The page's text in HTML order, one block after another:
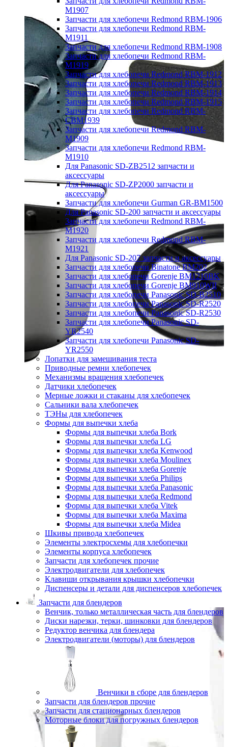
M1907
Запчасти для хлебопечи Redmond RBM-1906
Запчасти для хлебопечи Redmond RBM-
M1911
Запчасти для хлебопечи Redmond RBM-1908
Запчасти для хлебопечи Redmond RBM-
M1919
Запчасти для хлебопечи Redmond RBM-1912
Запчасти для хлебопечи Redmond RBM-1913
Запчасти для хлебопечи Redmond RBM-1914
Запчасти для хлебопечи Redmond RBM-1915
Запчасти для хлебопечи Redmond RBM-
CBM1939
Запчасти для хлебопечи Redmond RBM-
M1909
Запчасти для хлебопечи Redmond RBM-
M1910
Для Panasonic SD-ZB2512 запчасти и
аксессуары
Для Panasonic SD-ZP2000 запчасти и
аксессуары
Запчасти для хлебопечи Gurman GR-BM1500
Для Panasonic SD-200 запчасти и аксессуары
Запчасти для хлебопечи Redmond RBM-
M1920
Запчасти для хлебопечи Redmond RBM-
M1921
Для Panasonic SD-207 запчасти и аксессуары
Запчасти для хлебопечи Binatone BM202
Запчасти для хлебопечи Gorenje BM1210BK
Запчасти для хлебопечи Gorenje BM910WII
Запчасти для хлебопечи Panasonic SD-B2510
Запчасти для хлебопечи Panasonic SD-R2520
Запчасти для хлебопечи Panasonic SD-R2530
Запчасти для хлебопечи Panasonic SD-
YR2540
Запчасти для хлебопечи Panasonic SD-
YR2550
Лопатки для замешивания теста
Приводные ремни хлебопечек
Механизмы вращения хлебопечек
Датчики хлебопечек
Мерные ложки и стаканы для хлебопечек
Сальники вала хлебопечек
ТЭНы для хлебопечек
Формы для выпечки хлеба
Формы для выпечки хлеба Bork
Формы для выпечки хлеба LG
Формы для выпечки хлеба Kenwood
Формы для выпечки хлеба Moulinex
Формы для выпечки хлеба Gorenje
Формы для выпечки хлеба Philips
Формы для выпечки хлеба Panasonic
Формы для выпечки хлеба Redmond
Формы для выпечки хлеба Vitek
Формы для выпечки хлеба Maxima
Формы для выпечки хлеба Midea
Шкивы привода хлебопечек
Элементы электросхемы для хлебопечки
Элементы корпуса хлебопечек
Запчасти для хлебопечек прочие
Электродвигатели для хлебопечек
Клавиши открывания крышки хлебопечки
Диспенсеры и детали для диспенсеров хлебопечек
Запчасти для блендеров
Венчик, только металлическая часть для блендеров
Диски нарезки, терки, шинковки для блендеров
Редуктор венчика для блендера
Электродвигатели (моторы) для блендеров
Венчики в сборе для блендеров
Запчасти для блендеров прочие
Запчасти для стационарных блендеров
Моторные блоки для погружных блендеров